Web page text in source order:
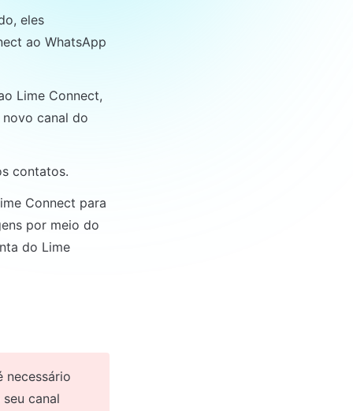
eles
ao WhatsApp
Lime Connect,
canal do
contatos.
Connect para
por meio do
do Lime
necessário
canal